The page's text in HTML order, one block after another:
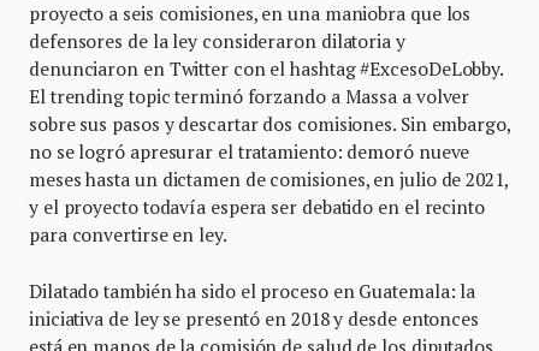
proyecto a seis comisiones, en una maniobra que los
defensores de la ley consideraron dilatoria y
denunciaron en Twitter con el hashtag #ExcesoDeLobby.
El trending topic terminó forzando a Massa a volver
sobre sus pasos y descartar dos comisiones. Sin embargo,
no se logró apresurar el tratamiento: demoró nueve
meses hasta un dictamen de comisiones, en julio de 2021,
y el proyecto todavía espera ser debatido en el recinto
para convertirse en ley.
Dilatado también ha sido el proceso en Guatemala: la
iniciativa de ley se presentó en 2018 y desde entonces